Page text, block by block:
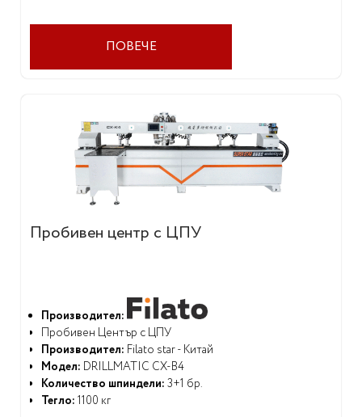
ПОВЕЧЕ
Пробивен центр с ЦПУ
Производител:
Пробивен Център с ЦПУ
Производител: Filato star - Китай
Модел: DRILLMATIC CX-B4
Количество шпиндели: 3+1 бр.
Тегло: 1100 кг